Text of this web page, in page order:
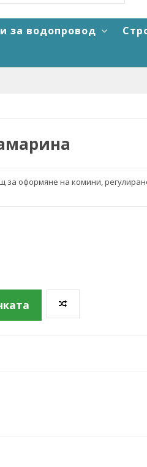
за водопровод
оформяне на комини,